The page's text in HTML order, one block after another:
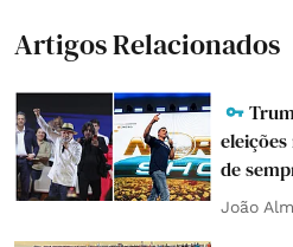
Artigos Relacionados
de
João